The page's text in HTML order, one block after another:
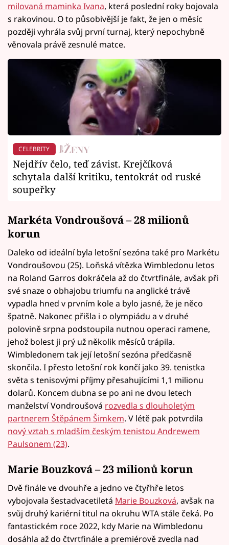
milovaná maminka Ivana, která poslední roky bojovala
s rakovinou. O to působivější je fakt, že jen o měsíc
později vyhrála svůj první turnaj, který nepochybně
věnovala právě zesnulé matce.
CELEBRITY
Nejdřív čelo, teď závist. Krejčíková
schytala další kritiku, tentokrát od ruské
soupeřky
Markéta Vondroušová– 28 milionů
korun
Daleko od ideální byla letošní sezóna také pro Markétu
Vondroušovou (25). Loňská vítězka Wimbledonu letos
na Roland Garros dokráčela až do čtvrtfinále, avšak při
své snaze o obhajobu triumfu na anglické trávě
vypadla hned v prvním kole a bylo jasné, že je něco
špatně. Nakonec přišla i o olympiádu a v druhé
polovině srpna podstoupila nutnou operaci ramene,
jehož bolest ji prý už několik měsíců trápila.
Wimbledonem tak její letošní sezóna předčasně
skončila. I přesto letošní rok končí jako 39. tenistka
světa s tenisovými příjmy přesahujícími 1,1 milionu
dolarů. Koncem dubna se po ani ne dvou letech
manželství Vondroušová rozvedla s dlouholetým
partnerem Štěpánem Šimkem. V létě pak potvrdila
nový vztah s mladším českým tenistou Andrewem
Paulsonem (23).
Marie Bouzková – 23 milionů korun
Dvě finále ve dvouhře a jedno ve čtyřhře letos
vybojovala šestadvacetiletá Marie Bouzková, avšak na
svůj druhý kariérní titul na okruhu WTA stále čeká. Po
fantastickém roce 2022, kdy Marie na Wimbledonu
dosáhla až do čtvrtfinále a premiérově zvedla nad